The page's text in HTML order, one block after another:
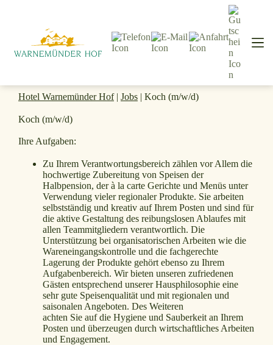
Hotel Warnemünder Hof| Jobs | Koch (m/w/d)
Koch (m/w/d)
Ihre Aufgaben:
Zu Ihrem Verantwortungsbereich zählen vor Allem die
hochwertige Zubereitung von Speisen der
Halbpension, der à la carte Gerichte und Menüs unter
Verwendung vieler regionaler Produkte. Sie arbeiten
selbstständig und kreativ auf Ihrem Posten und sind für
die aktive Gestaltung des reibungslosen Ablaufes mit
allen Teammitgliedern verantwortlich. Die
Unterstützung bei organisatorischen Arbeiten wie die
Wareneingangskontrolle und die fachgerechte
Lagerung der Produkte gehört ebenso zu Ihrem
Aufgabenbereich. Wir bieten unseren zufriedenen
Gästen entsprechend unserer Hausphilosophie eine
sehr gute Speisenqualität und mit regionalen und
saisonalen Angeboten. Des Weiteren
achten Sie auf die Hygiene und Sauberkeit an Ihrem
Posten und überzeugen durch wirtschaftliches Arbeiten
und Engagement.